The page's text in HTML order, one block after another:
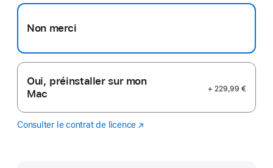
Non merci
Oui, préinstaller sur mon
Mac
+ 229,99 €
Consulter le contrat de licence Logic
(s’ouvre